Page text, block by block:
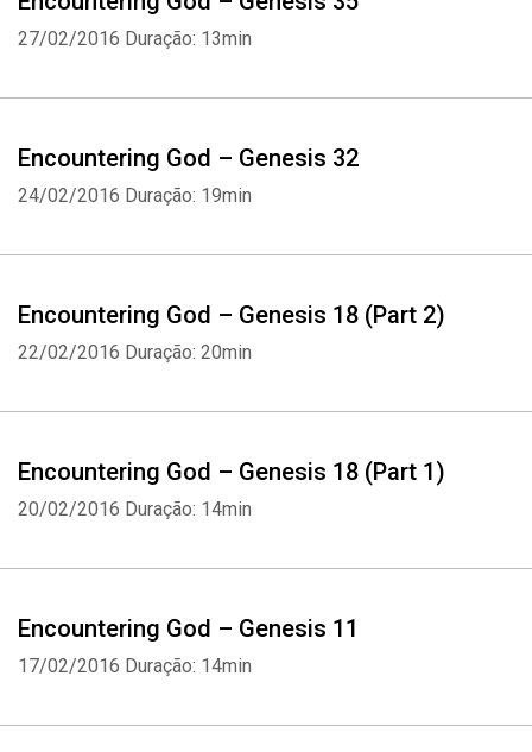
27/02/2016 Duração: 13min
Encountering God – Genesis 32
24/02/2016 Duração: 19min
Encountering God – Genesis 18 (Part 2)
22/02/2016 Duração: 20min
Encountering God – Genesis 18 (Part 1)
20/02/2016 Duração: 14min
Encountering God – Genesis 11
17/02/2016 Duração: 14min